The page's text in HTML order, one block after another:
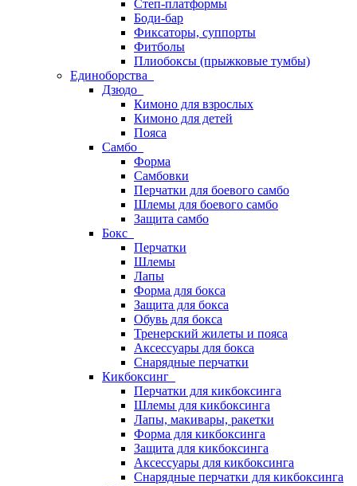
Степ-платформы
Боди-бар
Фиксаторы, суппорты
Фитболы
Плиобоксы (прыжковые тумбы)
Единоборства
Дзюдо
Кимоно для взрослых
Кимоно для детей
Пояса
Самбо
Форма
Самбовки
Перчатки для боевого самбо
Шлемы для боевого самбо
Защита самбо
Бокс
Перчатки
Шлемы
Лапы
Форма для бокса
Защита для бокса
Обувь для бокса
Тренерский жилеты и пояса
Аксессуары для бокса
Снарядные перчатки
Кикбоксинг
Перчатки для кикбоксинга
Шлемы для кикбоксинга
Лапы, макивары, ракетки
Форма для кикбоксинга
Защита для кикбоксинга
Аксессуары для кикбоксинга
Снарядные перчатки для кикбоксинга